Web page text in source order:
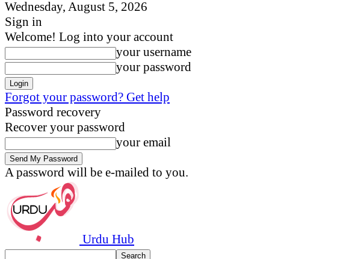
Wednesday, August 5, 2026
Sign in
Welcome! Log into your account
your username
your password
Forgot your password? Get help
Password recovery
Recover your password
your email
A password will be e-mailed to you.
Urdu Hub